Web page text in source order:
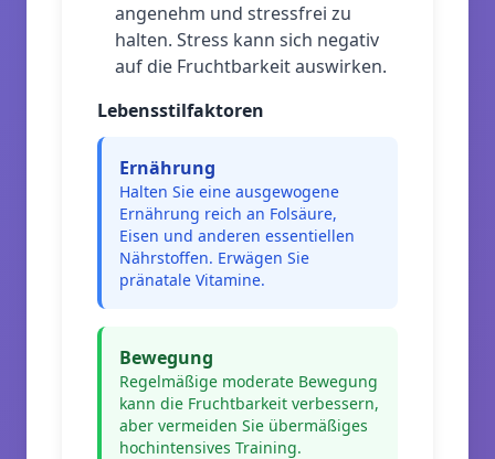
angenehm und stressfrei zu
halten. Stress kann sich negativ
auf die Fruchtbarkeit auswirken.
Lebensstilfaktoren
Ernährung
Halten Sie eine ausgewogene
Ernährung reich an Folsäure,
Eisen und anderen essentiellen
Nährstoffen. Erwägen Sie
pränatale Vitamine.
Bewegung
Regelmäßige moderate Bewegung
kann die Fruchtbarkeit verbessern,
aber vermeiden Sie übermäßiges
hochintensives Training.